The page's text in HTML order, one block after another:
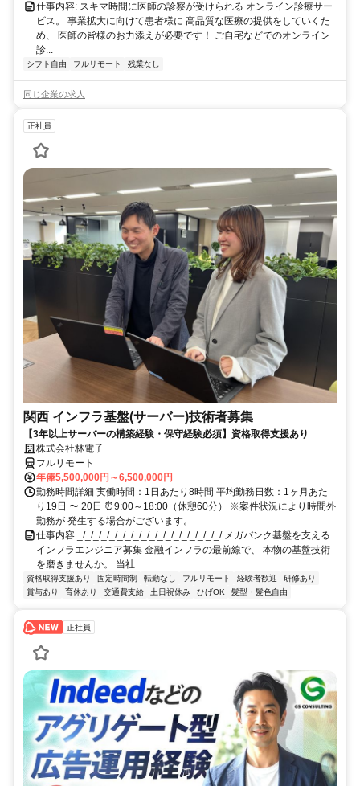
仕事内容: スキマ時間に医師の診察が受けられる オンライン診療サー
ビス。 事業拡大に向けて患者様に 高品質な医療の提供をしていくた
め、 医師の皆様のお力添えが必要です！ ご自宅などでのオンライン
診...
シフト自由 フルリモート 残業なし
同じ企業の求人
正社員
関西 インフラ基盤(サーバー)技術者募集
【3年以上サーバーの構築経験・保守経験必須】資格取得支援あり
株式会社林電子
フルリモート
年俸5,500,000円～6,500,000円
勤務時間詳細 実働時間：1日あたり8時間 平均勤務日数：1ヶ月あた
り19日 〜 20日 ⏰9:00～18:00（休憩60分） ※案件状況により時間外
勤務が 発生する場合がございます。
仕事内容 _/_/_/_/_/_/_/_/_/_/_/_/_/_/_/_/_/_/ メガバンク基盤を支える
インフラエンジニア募集 金融インフラの最前線で、 本物の基盤技術
を磨きませんか。 当社...
資格取得支援あり 固定時間制 転勤なし フルリモート 経験者歓迎
研修あり
賞与あり
育休あり 交通費支給 土日祝休み ひげOK 髪型・髪色自由
正社員